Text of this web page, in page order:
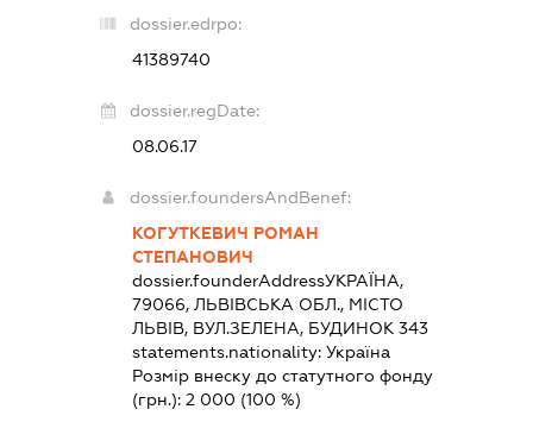
dossier.edrpo:
41389740
dossier.regDate:
08.06.17
dossier.foundersAndBenef:
КОГУТКЕВИЧ РОМАН
СТЕПАНОВИЧ
dossier.founderAddressУКРАЇНА,
79066, ЛЬВІВСЬКА ОБЛ., МІСТО
ЛЬВІВ, ВУЛ.ЗЕЛЕНА, БУДИНОК 343
statements.nationality: Україна
Розмір внеску до статутного фонду
(грн.): 2 000 (100 %)